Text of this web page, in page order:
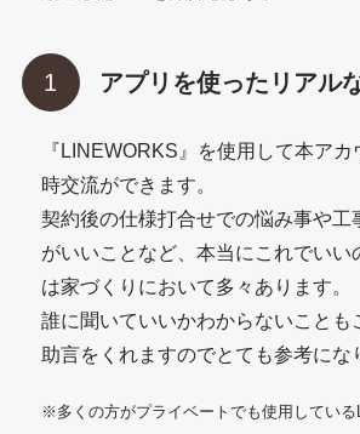
アプリを使ったリアル
『LINEWORKS』を使用して本ア
時交流ができます。
契約後の仕様打合せでの悩み事や工
がいいことなど、本当にこれでいい
は家づくりにおいて多々あります。
誰に聞いていいかわからないことも
助言をくれますのでとても参考にな
※多くの方がプライベートでも使用してい